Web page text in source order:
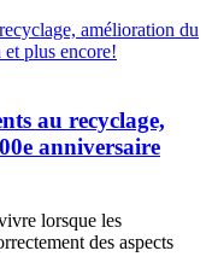
au recyclage,
anniversaire
lorsque les
des aspects